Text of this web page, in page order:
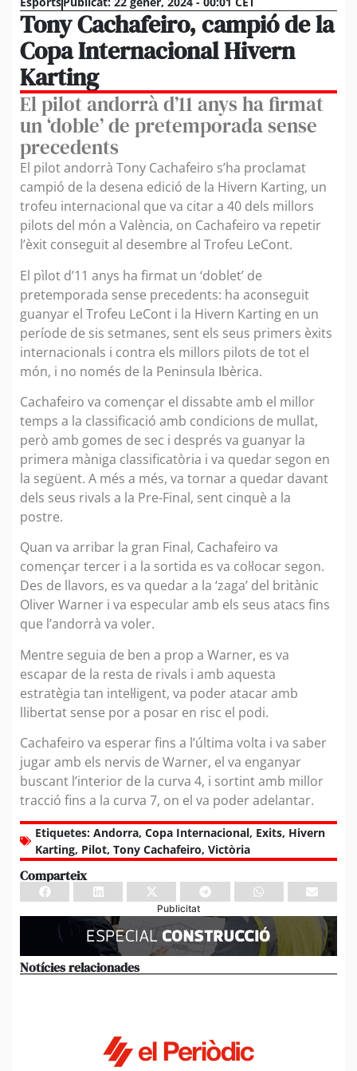
Tony Cachafeiro, campió de la
Copa Internacional Hivern
Karting
El pilot andorrà d’11 anys ha firmat
un ‘doble’ de pretemporada sense
precedents
El pilot andorrà Tony Cachafeiro s’ha proclamat
campió de la desena edició de la Hivern Karting, un
trofeu internacional que va citar a 40 dels millors
pilots del món a València, on Cachafeiro va repetir
l’èxit conseguit al desembre al Trofeu LeCont.
El pìlot d’11 anys ha firmat un ‘doblet’ de
pretemporada sense precedents: ha aconseguit
guanyar el Trofeu LeCont i la Hivern Karting en un
període de sis setmanes, sent els seus primers èxits
internacionals i contra els millors pilots de tot el
món, i no només de la Peninsula Ibèrica.
Cachafeiro va començar el dissabte amb el millor
temps a la classificació amb condicions de mullat,
però amb gomes de sec i després va guanyar la
primera màniga classificatòria i va quedar segon en
la següent. A més a més, va tornar a quedar davant
dels seus rivals a la Pre-Final, sent cinquè a la
postre.
Quan va arribar la gran Final, Cachafeiro va
començar tercer i a la sortida es va col·locar segon.
Des de llavors, es va quedar a la ‘zaga’ del britànic
Oliver Warner i va especular amb els seus atacs fins
que l’andorrà va voler.
Mentre seguia de ben a prop a Warner, es va
escapar de la resta de rivals i amb aquesta
estratègia tan intel·ligent, va poder atacar amb
llibertat sense por a posar en risc el podi.
Cachafeiro va esperar fins a l’última volta i va saber
jugar amb els nervis de Warner, el va enganyar
buscant l’interior de la curva 4, i sortint amb millor
tracció fins a la curva 7, on el va poder adelantar.
Etiquetes: Andorra, Copa Internacional, Exits, Hivern
Karting, Pilot, Tony Cachafeiro, Victòria
Comparteix
Publicitat
Notícies relacionades